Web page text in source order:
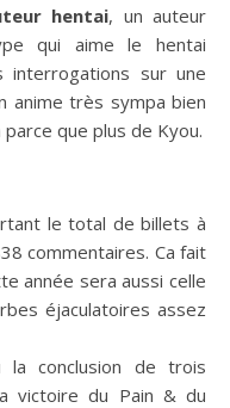
hentai, un auteur
qui aime le hentai
interrogations sur une
anime très sympa bien
que plus de Kyou.
le total de billets à
commentaires. Ca fait
année sera aussi celle
éjaculatoires assez
conclusion de trois
victoire du Pain & du